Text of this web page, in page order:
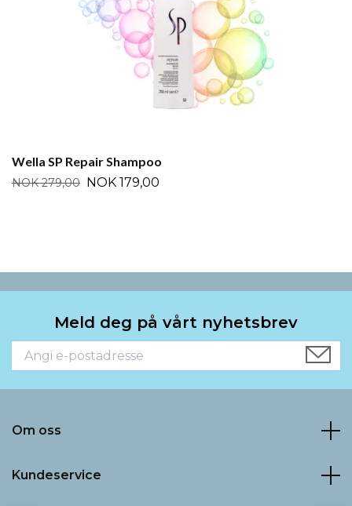
Wella SP Repair Shampoo
NOK 279,00 NOK 179,00
Meld deg på vårt nyhetsbrev
Om oss
Kundeservice